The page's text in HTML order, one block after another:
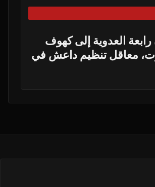
العدوية إلى كهوف
معاقل تنظيم داعش في